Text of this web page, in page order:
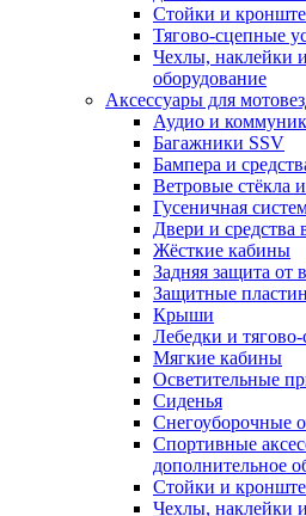
Стойки и
Тягово-сцепные
Чехлы, наклейки
оборудование
Аксессуары для
Аудио и
Багажники SSV
Бампера и
Ветровые стёкла и
Гусеничная
Двери и средства
Жёсткие кабины
Задняя защита от
Защитные
Крыши
Лебедки и
Мягкие кабины
Осветительные
Сиденья
Снегоуборочные
Спортивные
дополнительное
Стойки и
Чехлы, наклейки